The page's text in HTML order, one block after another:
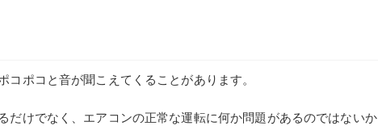
ポコと音が聞こえてくることがあります。
だけでなく、エアコンの正常な運転に何か問題があるのではないか